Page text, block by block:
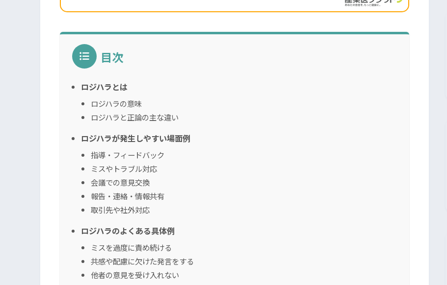
目次
ロジハラとは
ロジハラの意味
ロジハラと正論の主な違い
ロジハラが発生しやすい場面例
指導・フィードバック
ミスやトラブル対応
会議での意見交換
報告・連絡・情報共有
取引先や社外対応
ロジハラのよくある具体例
ミスを過度に責め続ける
共感や配慮に欠けた発言をする
他者の意見を受け入れない